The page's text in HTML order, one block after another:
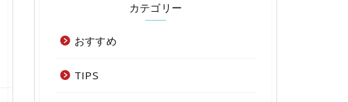
カテゴリー
おすすめ
TIPS